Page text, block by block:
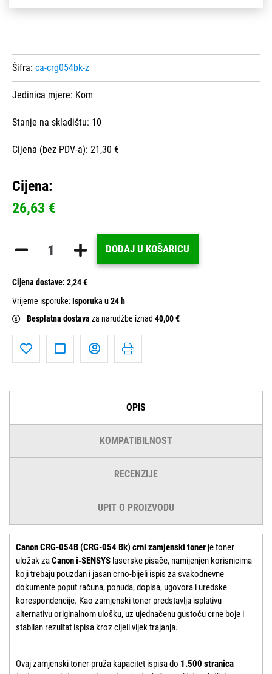
Šifra: ca-crg054bk-z
Jedinica mjere: Kom
Stanje na skladištu: 10
Cijena (bez PDV-a): 21,30 €
Cijena:
26,63 €
DODAJ U KOŠARICU
Cijena dostave: 2,24 €
Vrijeme isporuke:Isporuka u 24 h
Besplatna dostava za narudžbe iznad 40,00 €
OPIS
KOMPATIBILNOST
RECENZIJE
UPIT O PROIZVODU
Canon CRG-054B (CRG-054 Bk) crni zamjenski toner je toner
uložak zaCanon i-SENSYS laserske pisače, namijenjen korisnicima
koji trebaju pouzdan i jasan crno-bijeli ispis za svakodnevne
dokumente poput računa, ponuda, dopisa, ugovora i uredske
korespondencije. Kao zamjenski toner predstavlja isplativu
alternativu originalnom ulošku, uz ujednačenu gustoću crne boje i
stabilan rezultat ispisa kroz cijeli vijek trajanja.
Ovaj zamjenski toner pruža kapacitet ispisa do 1.500 stranica